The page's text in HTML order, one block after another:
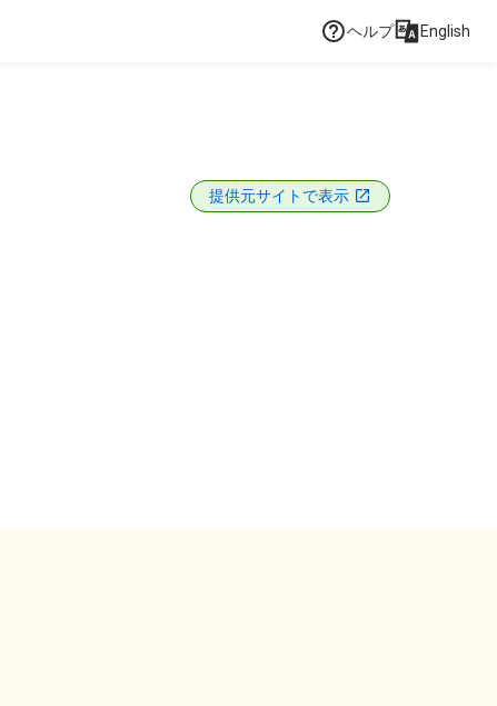
ヘルプ English
提供元サイトで表示